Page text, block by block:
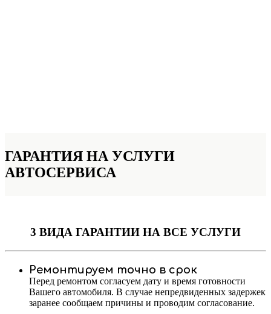
ГАРАНТИЯ НА УСЛУГИ
АВТОСЕРВИСА
3 ВИДА ГАРАНТИИ НА ВСЕ УСЛУГИ
Ремонтируем точно в срок
Перед ремонтом согласуем дату и время готовности
Вашего автомобиля. В случае непредвиденных задержек
заранее сообщаем причины и проводим согласование.